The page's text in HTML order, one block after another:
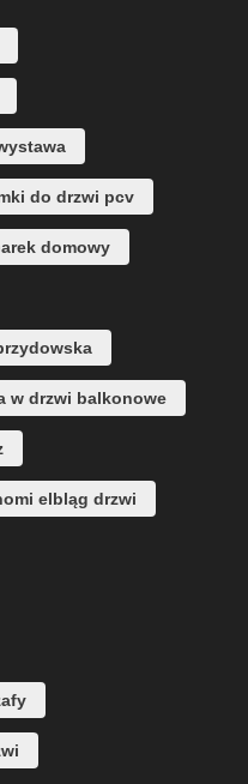
do drzwi pcv
domowy
w drzwi balkonowe
elbląg drzwi